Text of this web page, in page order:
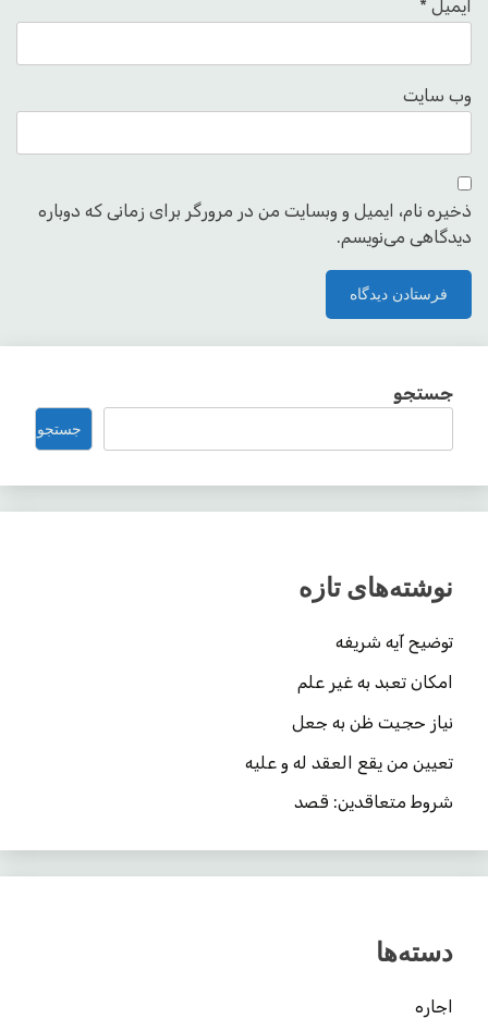
ایمیل *
وب‌ سایت
ذخیره نام، ایمیل و وبسایت من در مرورگر برای زمانی که دوباره
دیدگاهی می‌نویسم.
جستجو
جستجو
نوشته‌های تازه
توضیح آیه شریفه
امکان تعبد به غیر علم
نیاز حجیت ظن به جعل
تعیین من یقع العقد له و علیه
شروط متعاقدین: قصد
دسته‌ها
اجاره